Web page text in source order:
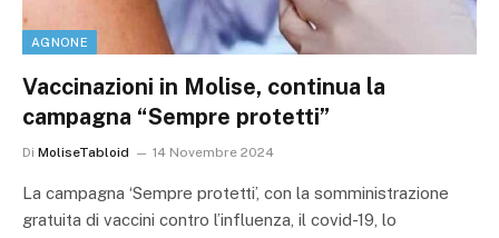
AGNONE
Vaccinazioni in Molise, continua la
campagna “Sempre protetti”
Di MoliseTabloid 14 Novembre 2024
La campagna ‘Sempre protetti’, con la somministrazione
gratuita di vaccini contro l’influenza, il covid-19, lo